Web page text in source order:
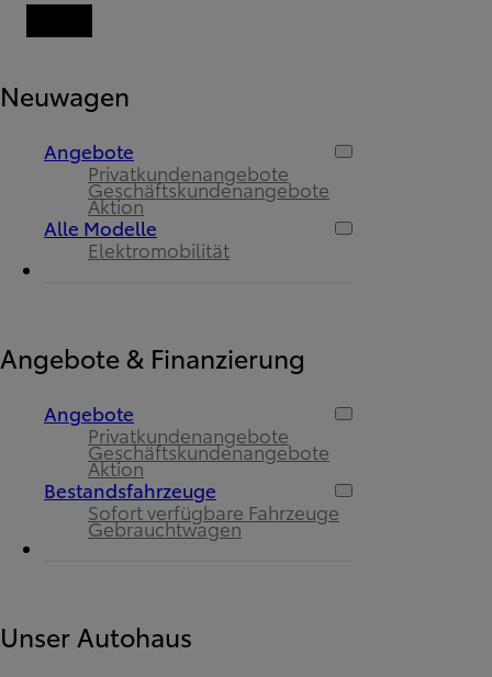
Neuwagen
Angebote
Privatkundenangebote
Geschäftskundenangebote
Aktion
Alle Modelle
Elektromobilität
Angebote & Finanzierung
Angebote
Privatkundenangebote
Geschäftskundenangebote
Aktion
Bestandsfahrzeuge
Sofort verfügbare Fahrzeuge
Gebrauchtwagen
Unser Autohaus